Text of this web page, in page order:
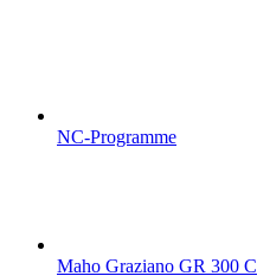
NC-Programme
Maho Graziano GR 300 C